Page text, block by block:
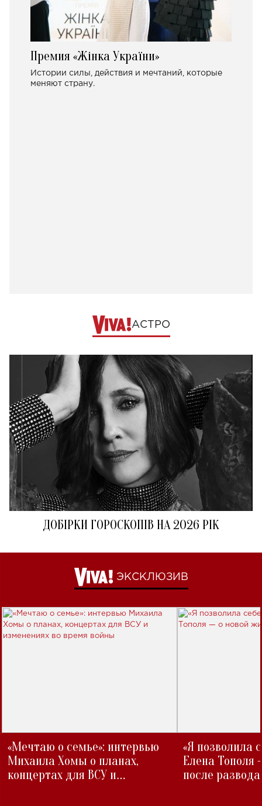
Премия «Жінка України»
Истории силы, действия и мечтаний, которые
меняют страну.
АСТРО
ДОБІРКИ ГОРОСКОПІВ НА 2026 РІК
ЭКСКЛЮЗИВ
«Мечтаю о семье»: интервью
Михаила Хомы о планах,
концертах для ВСУ и
«Я позволила
Елена Тополя
после развода